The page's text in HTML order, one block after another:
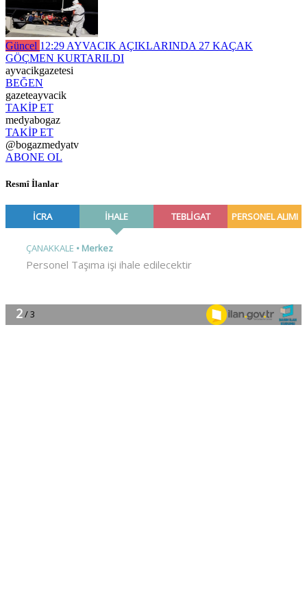
Güncel 12:29 AYVACIK AÇIKLARINDA 27 KAÇAK
GÖÇMEN KURTARILDI
ayvacikgazetesi
BEĞEN
gazeteayvacik
TAKİP ET
medyabogaz
TAKİP ET
@bogazmedyatv
ABONE OL
Resmî İlanlar